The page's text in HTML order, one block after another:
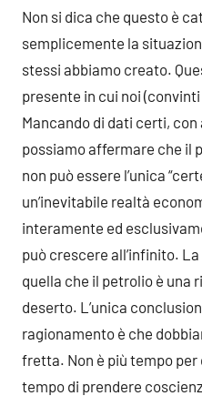
Non si dica che questo è
semplicemente la
stessi abbiamo creato.
presente in cui noi
Mancando di dati certi,
possiamo affermare che il
non può essere l’unica
un’inevitabile realtà
interamente ed
può crescere all’infinito.
quella che il petrolio è una
deserto. L’unica
ragionamento è che
fretta. Non è più tempo
tempo di prendere